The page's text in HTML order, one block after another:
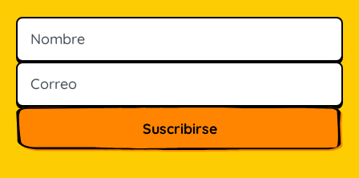
Nombre
Correo